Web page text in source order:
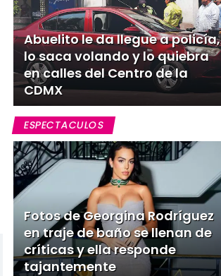
Abuelito le da llegue a policía,
lo saca volando y lo quiebra
en calles del Centro de la
CDMX
ESPECTACULOS
Fotos de Georgina Rodríguez
en traje de baño se llenan de
críticas y ella responde
tajantemente